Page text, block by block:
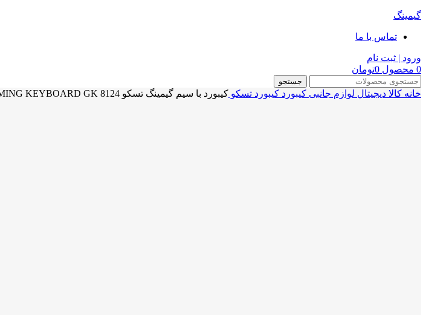
گیمینگ
تماس با ما
ورود | ثبت نام
0 محصول 0تومان
جستجو
خانه کالا دیجیتال لوازم جانبی کیبورد کیبورد تسکو کیبورد با سیم گیمینگ تسکو TSCO GAMING KEYBOARD GK 8124